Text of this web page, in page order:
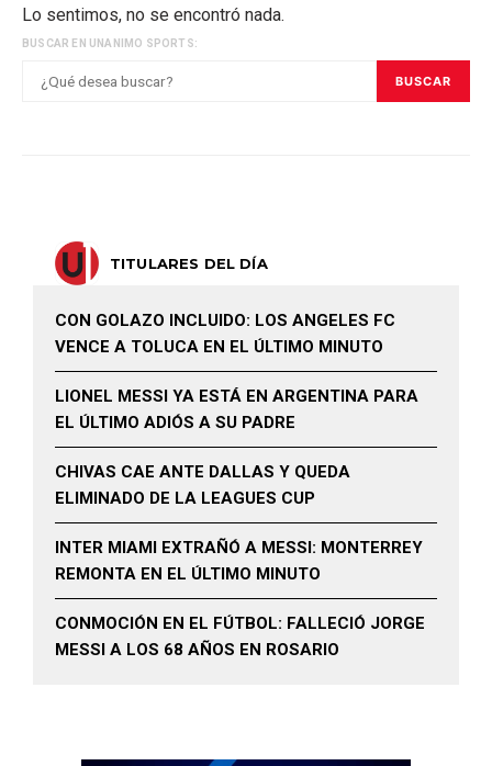
Lo sentimos, no se encontró nada.
BUSCAR EN UNANIMO SPORTS:
BUSCAR
TITULARES DEL DÍA
CON GOLAZO INCLUIDO: LOS ANGELES FC
VENCE A TOLUCA EN EL ÚLTIMO MINUTO
LIONEL MESSI YA ESTÁ EN ARGENTINA PARA
EL ÚLTIMO ADIÓS A SU PADRE
CHIVAS CAE ANTE DALLAS Y QUEDA
ELIMINADO DE LA LEAGUES CUP
INTER MIAMI EXTRAÑÓ A MESSI: MONTERREY
REMONTA EN EL ÚLTIMO MINUTO
CONMOCIÓN EN EL FÚTBOL: FALLECIÓ JORGE
MESSI A LOS 68 AÑOS EN ROSARIO